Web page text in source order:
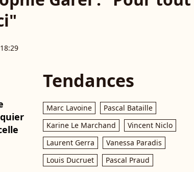
Tendances
Marc Lavoine
Pascal Bataille
Karine Le Marchand
Vincent Niclo
Laurent Gerra
Vanessa Paradis
Louis Ducruet
Pascal Praud